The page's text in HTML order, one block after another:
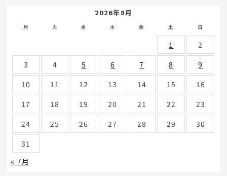
2026年8月
月 火 水 木 金 土 日
1
2
3
4 5 6 7 8
9
10
11 12 13 14 15
16
17
18 19 20 21 22
23
24
25 26 27 28 29
30
31
« 7月